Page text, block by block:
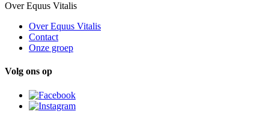
Over Equus Vitalis
Over Equus Vitalis
Contact
Onze groep
Volg ons op